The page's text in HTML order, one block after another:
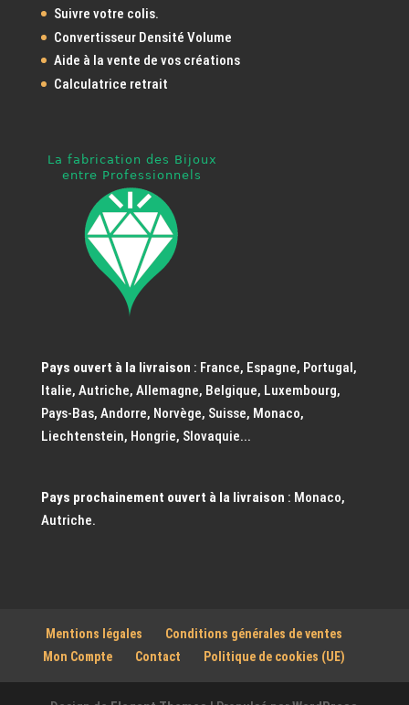
Suivre votre colis.
Convertisseur Densité Volume
Aide à la vente de vos créations
Calculatrice retrait
Pays ouvert à la livraison : France, Espagne, Portugal,
Italie, Autriche, Allemagne, Belgique, Luxembourg,
Pays-Bas, Andorre, Norvège, Suisse, Monaco,
Liechtenstein, Hongrie, Slovaquie...
Pays prochainement ouvert à la livraison : Monaco,
Autriche.
Mentions légales
Conditions générales de ventes
Mon Compte
Contact Politique de cookies (UE)